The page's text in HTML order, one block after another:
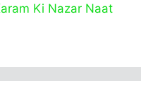
Ki Nazar Naat